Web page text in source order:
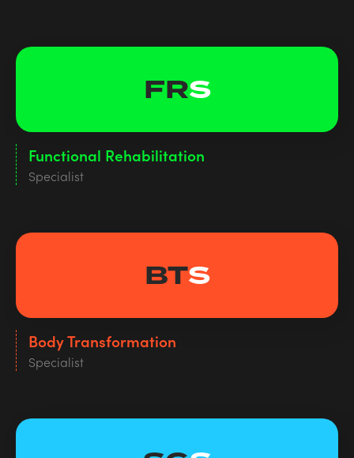
FRS
Functional Rehabilitation
Specialist
BTS
Body Transformation
Specialist